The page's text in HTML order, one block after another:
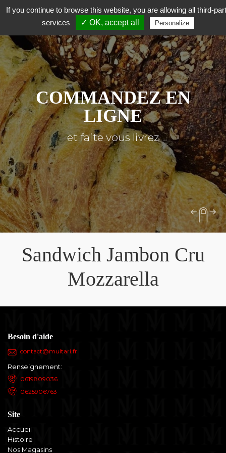
COMMANDEZ EN
LIGNE
et faite vous livrez
Sandwich Jambon Cru
Mozzarella
Besoin d'aide
contact@multari.fr
Renseignement:
0619809036
0625906763
Site
Accueil
Histoire
Nos Magasins
If you continue to browse this website, you are allowing all third-
services
✓ OK, accept all Personalize